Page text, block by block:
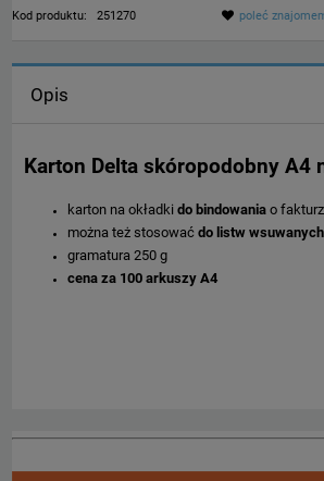
Kod produktu:
251270
poleć
Opis
Karton Delta skóropodobny A4
karton na okładki do bindowania o
można też stosować do listw wsuwanych
gramatura 250 g
cena za 100 arkuszy A4